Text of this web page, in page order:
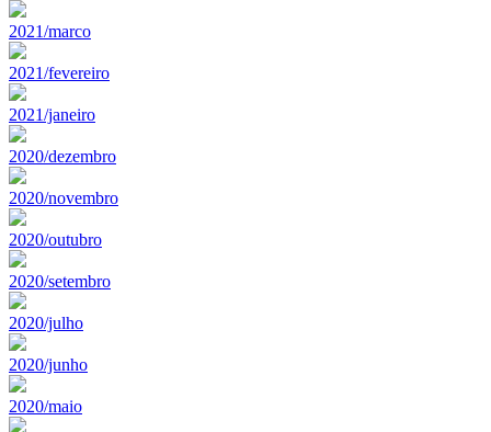
2021/marco
2021/fevereiro
2021/janeiro
2020/dezembro
2020/novembro
2020/outubro
2020/setembro
2020/julho
2020/junho
2020/maio